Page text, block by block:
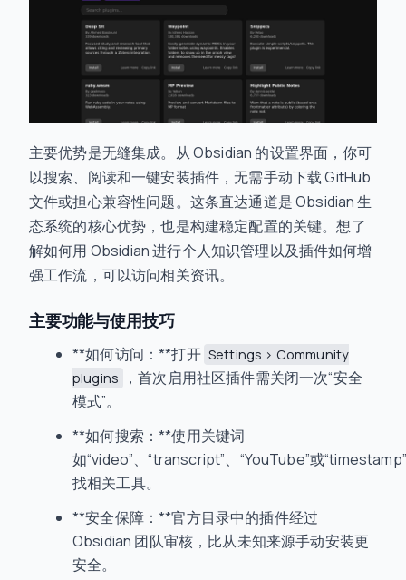
主要优势是无缝集成。从 Obsidian 的设置界面，你可
以搜索、阅读和一键安装插件，无需手动下载 GitHub
文件或担心兼容性问题。这条直达通道是 Obsidian 生
态系统的核心优势，也是构建稳定配置的关键。想了
解如何用 Obsidian 进行个人知识管理以及插件如何增
强工作流，可以访问相关资讯。
主要功能与使用技巧
**如何访问：**打开 Settings > Community
plugins
，首次启用社区插件需关闭一次“安全
模式”。
**如何搜索：**使用关键词
如“video”、“transcript”、“YouTube”或
找相关工具。
**安全保障：**官方目录中的插件经过
Obsidian 团队审核，比从未知来源手动安装更
安全。